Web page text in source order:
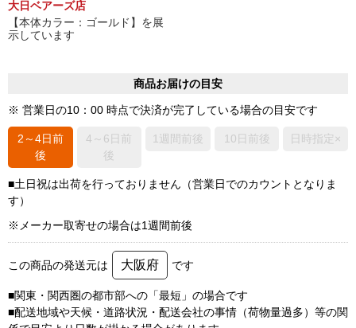
大日ベアーズ店
【本体カラー：ゴールド】を展
示しています
商品お届けの目安
※ 営業日の10：00 時点で決済が完了している場合の目安です
2～4日前
後
4～6日前
後
1週間前後 10日前後 日時指定×
■土日祝は出荷を行っておりません（営業日でのカウントとなりま
す）
※メーカー取寄せの場合は1週間前後
この商品の発送元は 大阪府 です
■関東・関西圏の都市部への「最短」の場合です
■配送地域や天候・道路状況・配送会社の事情（荷物量過多）等の関